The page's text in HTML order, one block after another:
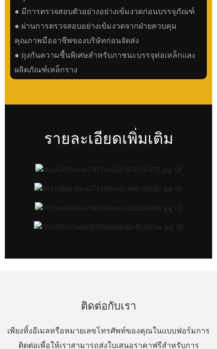
● มีการตรวจสอบตัวอย่างอย่างเข้มงวดก่อนบรรจุภัณฑ์
● ผ่านการตรวจสอบอย่างเข้มงวดจากฝ่ายควบคุม
คุณภาพมืออาชีพของบริษัทก่อนจัดส่ง
● ถุงกันความชื้นพิเศษสำหรับภาชนะบรรจุท่อเหล็กและ
ผลิตภัณฑ์เหล็กราง
รายละเอียดเพิ่มเติม
ติดต่อกับเรา
เพียงทิ้งอีเมลหรือหมายเลขโทรศัพท์ของคุณในแบบฟอร์มการ
ติดต่อเพื่อให้เราสามารถส่งใบเสนอราคาฟรีสำหรับการ